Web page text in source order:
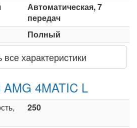
Автоматическая, 7
передач
Полный
все характеристики
4MATIC L
250